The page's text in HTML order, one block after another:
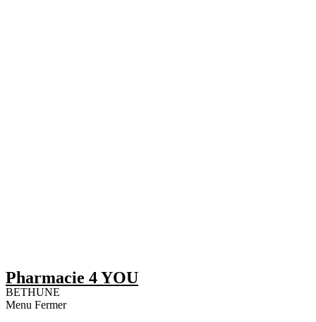
Pharmacie 4 YOU
BETHUNE
Menu Fermer